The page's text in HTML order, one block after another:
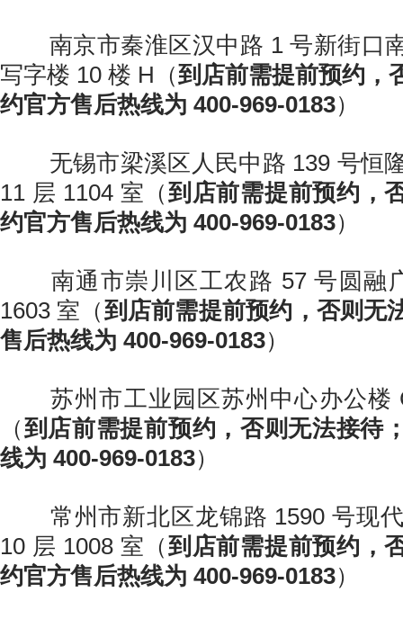
南京市秦淮区汉中路 1 号新街口
写字楼 10 楼 H（到店前需提前预约，
约官方售后热线为 400-969-0183）
无锡市梁溪区人民中路 139 号恒
11 层 1104 室（到店前需提前预约，
约官方售后热线为 400-969-0183）
南通市崇川区工农路 57 号圆融
1603 室（到店前需提前预约，否则无
售后热线为 400-969-0183）
苏州市工业园区苏州中心办公楼
（到店前需提前预约，否则无法接待
线为 400-969-0183）
常州市新北区龙锦路 1590 号现代
10 层 1008 室（到店前需提前预约，
约官方售后热线为 400-969-0183）